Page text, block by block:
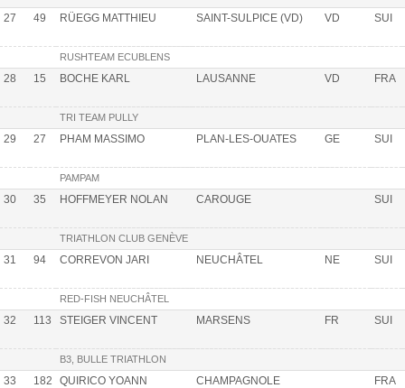
27 49 RÜEGG MATTHIEU SAINT-SULPICE (VD) VD SUI
RUSHTEAM ECUBLENS
28 15 BOCHE KARL LAUSANNE VD FRA
TRI TEAM PULLY
29 27 PHAM MASSIMO PLAN-LES-OUATES GE SUI
PAMPAM
30 35 HOFFMEYER NOLAN CAROUGE SUI
TRIATHLON CLUB GENÈVE
31 94 CORREVON JARI NEUCHÂTEL NE SUI
RED-FISH NEUCHÂTEL
32 113 STEIGER VINCENT MARSENS FR SUI
B3, BULLE TRIATHLON
33 182 QUIRICO YOANN CHAMPAGNOLE FRA